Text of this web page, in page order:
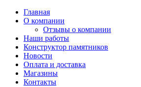
Главная
О компании
Отзывы о компании
Наши работы
Конструктор памятников
Новости
Оплата и доставка
Магазины
Контакты